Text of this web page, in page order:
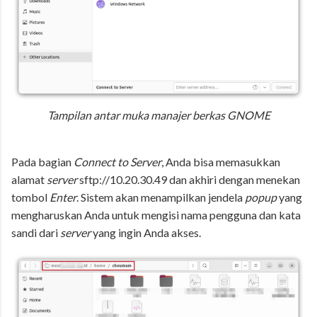
Tampilan antar muka manajer berkas GNOME
Pada bagian Connect to Server, Anda bisa memasukkan
alamat serversftp://10.20.30.49 dan akhiri dengan menekan
tombol Enter. Sistem akan menampilkan jendela popupyang
mengharuskan Anda untuk mengisi nama pengguna dan kata
sandi dari serveryang ingin Anda akses.